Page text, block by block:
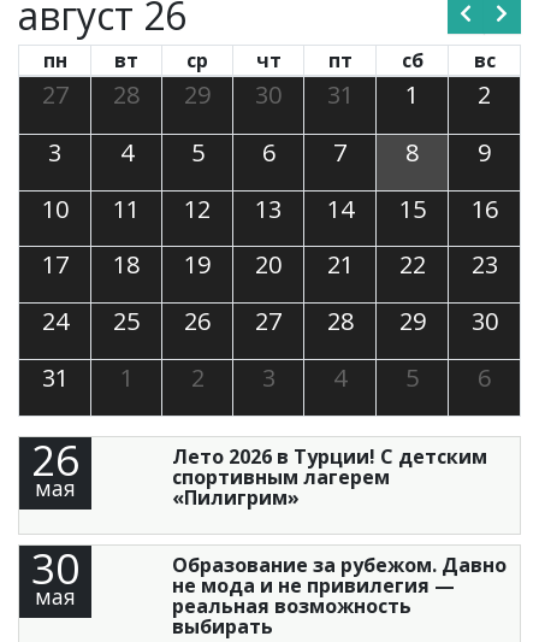
август 26
пн вт ср чт пт сб вс
27 28 29 30 31 1
2
3
4 5 6 7 8
9
10
11 12 13 14 15
16
17
18 19 20 21 22
23
24
25 26 27 28 29
30
31
1 2 3 4 5 6
26
мая
Лето 2026 в Турции! С детским
спортивным лагерем
«Пилигрим»
30
мая
Образование за рубежом. Давно
не мода и не привилегия —
реальная возможность
выбирать